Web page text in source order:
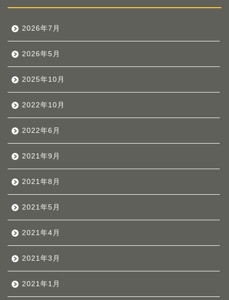
2026年7月
2026年5月
2025年10月
2022年10月
2022年6月
2021年9月
2021年8月
2021年5月
2021年4月
2021年3月
2021年1月